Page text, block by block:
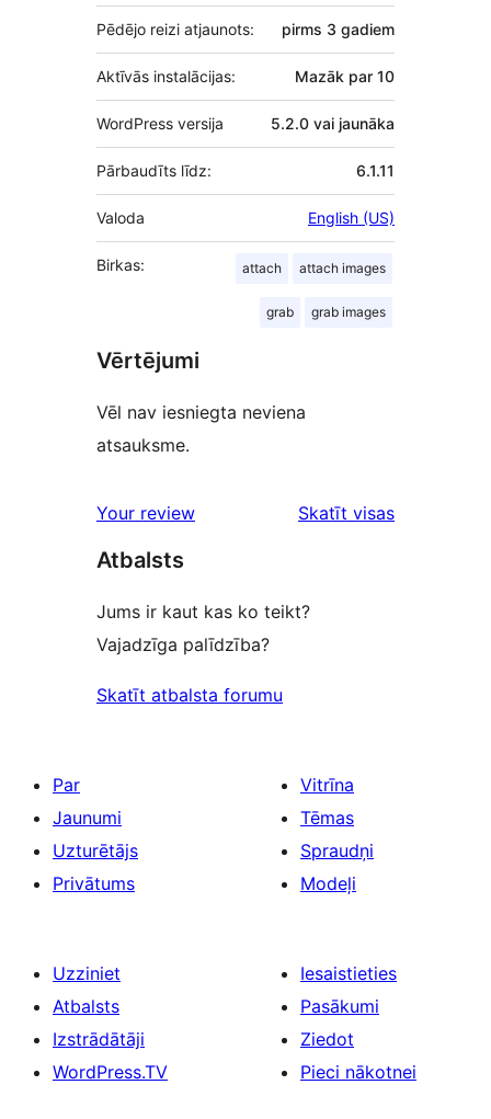
Pēdējo reizi atjaunots: pirms 3 gadiem
Aktīvās instalācijas: Mazāk par 10
WordPress versija 5.2.0 vai jaunāka
Pārbaudīts līdz: 6.1.11
Valoda English (US)
Birkas: attach attach images
grab grab images
Vērtējumi
Vēl nav iesniegta neviena
atsauksme.
Your review Skatīt visasatsauksmes
Atbalsts
Jums ir kaut kas ko teikt?
Vajadzīga palīdzība?
Skatīt atbalsta forumu
Par
Jaunumi
Uzturētājs
Privātums
Vitrīna
Tēmas
Spraudņi
Modeļi
Uzziniet
Atbalsts
Izstrādātāji
WordPress.TV
Iesaistieties
Pasākumi
Ziedot
Pieci nākotnei